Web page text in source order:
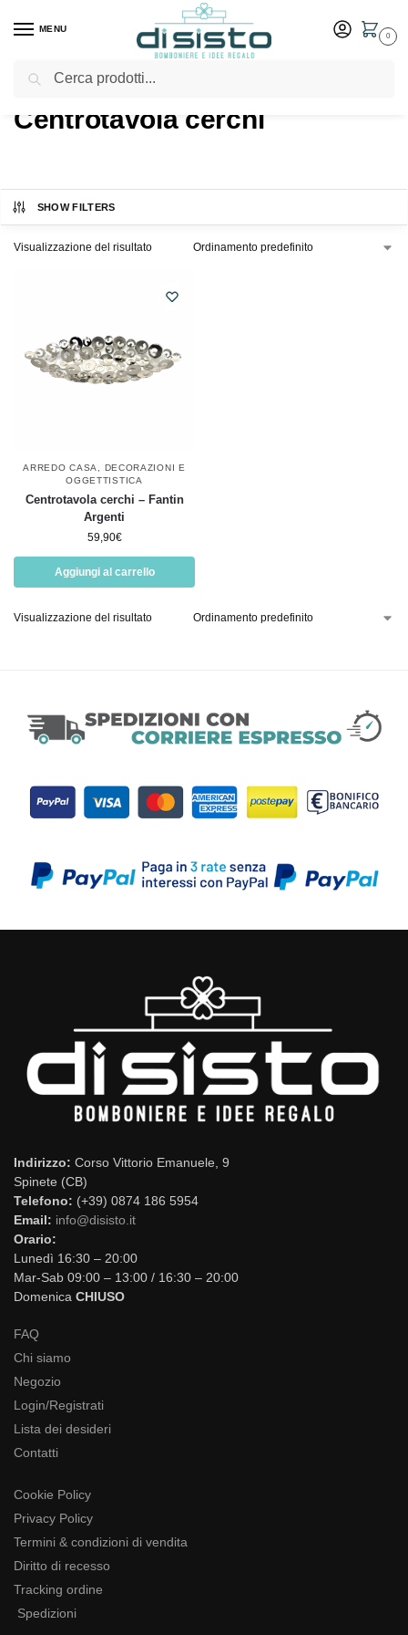
MENU
0
Home Shop Prodotti taggati “Centrotavola cerchi”
Centrotavola cerchi
SHOW FILTERS
Visualizzazione del risultato
ARREDO CASA
DECORAZIONI E
OGGETTISTICA
Centrotavola cerchi – Fantin
Argenti
59,90€
Aggiungi al carrello
Visualizzazione del risultato
Indirizzo: Corso Vittorio Emanuele, 9
Spinete (CB)
Telefono: (+39) 0874 186 5954
Email: info@disisto.it
Orario:
Lunedì 16:30 – 20:00
Mar-Sab 09:00 – 13:00 / 16:30 – 20:00
Domenica CHIUSO
FAQ
Chi siamo
Negozio
Login/Registrati
Lista dei desideri
Contatti
Cookie Policy
Privacy Policy
Termini & condizioni di vendita
Diritto di recesso
Tracking ordine
Spedizioni